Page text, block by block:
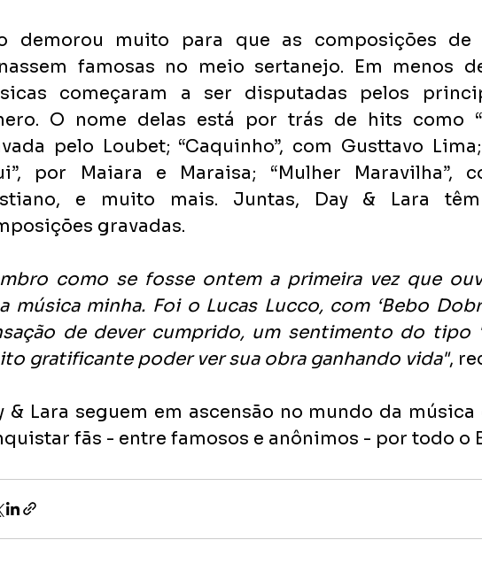
demorou muito para que as composições de
famosas no meio sertanejo. Em menos
começaram a ser disputadas pelos
O nome delas está por trás de hits como
pelo Loubet; “Caquinho”, com Gusttavo
por Maiara e Maraisa; “Mulher Maravilha”,
e muito mais. Juntas, Day & Lara
gravadas.
como se fosse ontem a primeira vez que
música minha. Foi o Lucas Lucco, com ‘Bebo
de dever cumprido, um sentimento do tipo
gratificante poder ver sua obra ganhando vida",
& Lara seguem em ascensão no mundo da
fãs - entre famosos e anônimos - por todo o